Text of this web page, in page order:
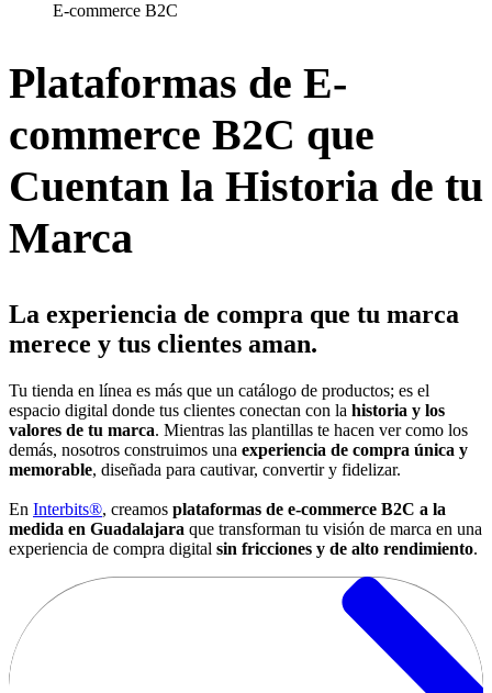
E-commerce B2C
Plataformas de E-
commerce B2C que
Cuentan la Historia de tu
Marca
La experiencia de compra que tu marca
merece y tus clientes aman.
Tu tienda en línea es más que un catálogo de productos; es el
espacio digital donde tus clientes conectan con la historia y los
valores de tu marca. Mientras las plantillas te hacen ver como los
demás, nosotros construimos una experiencia de compra única y
memorable, diseñada para cautivar, convertir y fidelizar.
En Interbits®, creamos plataformas de e-commerce B2C a la
medida en Guadalajara que transforman tu visión de marca en una
experiencia de compra digital sin fricciones y de alto rendimiento.